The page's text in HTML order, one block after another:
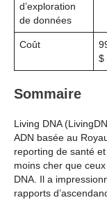
d’exploration
de données
Coût
$
Sommaire
Living DNA
ADN basée au
reporting de santé
moins cher que
DNA. Il a
rapports